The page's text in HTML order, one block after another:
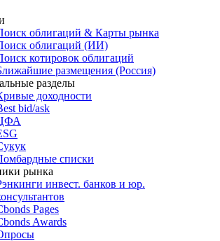
облигаций & Карты рынка
облигаций (ИИ)
котировок облигаций
размещения (Россия)
разделы
доходности
bid/ask
списки
рынка
инвест. банков и юр.
Pages
Awards